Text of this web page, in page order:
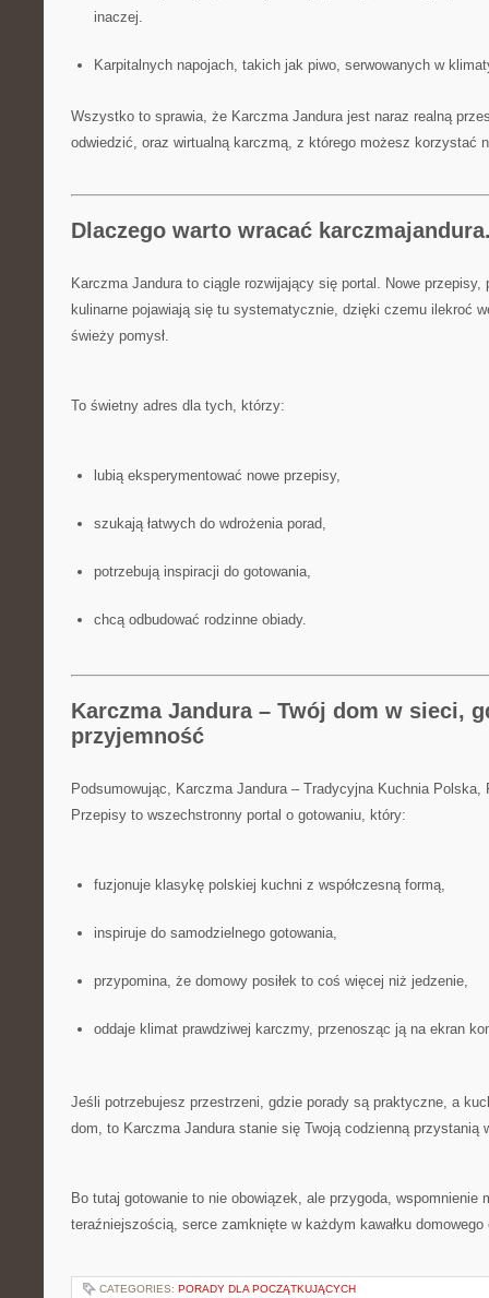
inaczej.
Karpitalnych napojach, takich jak piwo, serwowanych w
Wszystko to sprawia, że Karczma Jandura jest naraz realną
odwiedzić, oraz wirtualną karczmą, z którego możesz korzystać
Dlaczego warto wracać
Karczma Jandura to ciągle rozwijający się portal. Nowe przepisy,
kulinarne pojawiają się tu systematycznie, dzięki czemu ilekroć
świeży pomysł.
To świetny adres dla tych, którzy:
lubią eksperymentować nowe przepisy,
szukają łatwych do wdrożenia porad,
potrzebują inspiracji do gotowania,
chcą odbudować rodzinne obiady.
Karczma Jandura – Twój dom w sieci,
przyjemność
Podsumowując, Karczma Jandura – Tradycyjna Kuchnia Polska,
Przepisy to wszechstronny portal o gotowaniu, który:
fuzjonuje klasykę polskiej kuchni z współczesną formą,
inspiruje do samodzielnego gotowania,
przypomina, że domowy posiłek to coś więcej niż jedzenie,
oddaje klimat prawdziwej karczmy, przenosząc ją na ekran
Jeśli potrzebujesz przestrzeni, gdzie porady są praktyczne, a
dom, to Karczma Jandura stanie się Twoją codzienną przystanią
Bo tutaj gotowanie to nie obowiązek, ale przygoda, wspomnienie
teraźniejszością, serce zamknięte w każdym kawałku domowego
CATEGORIES: PORADY DLA POCZĄTKUJĄCYCH